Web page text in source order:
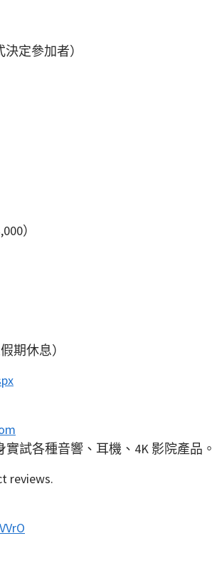
定參加者）
）
期休息）
實試各種音響、耳機、4K 影院產品。
reviews.